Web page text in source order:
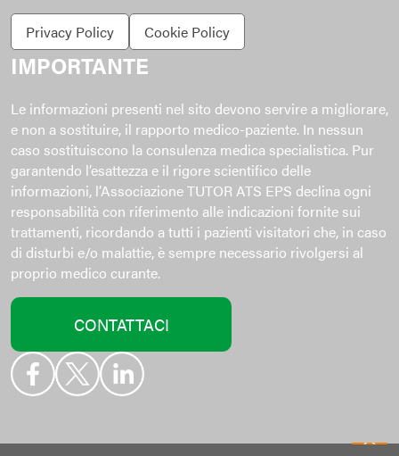
Privacy Policy Cookie Policy
IMPORTANTE
Le informazioni presenti nel sito devono servire a migliorare,
e non a sostituire, il rapporto medico-paziente. In nessun
caso sostituiscono la consulenza medica specialistica. Pur
garantendo l’esattezza e il rigore scientifico delle
informazioni, l’Associazione TUTOR ATS EPS declina ogni
responsabilità con riferimento alle indicazioni fornite sui
trattamenti, ricordando a tutti i pazienti visitatori che, in caso
di disturbi e/o malattie, è sempre necessario rivolgersi al
proprio medico curante.
CONTATTACI